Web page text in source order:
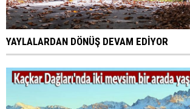
YAYLALARDAN DÖNÜŞ DEVAM EDİYOR